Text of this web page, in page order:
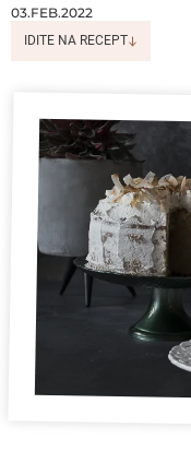
03.FEB.2022
IDITE NA RECEPT